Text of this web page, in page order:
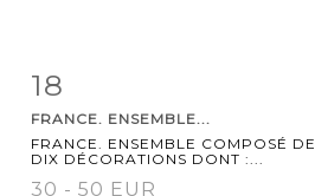
Item detail
18
FRANCE. ENSEMBLE...
FRANCE. ENSEMBLE COMPOSÉ DE
DIX DÉCORATIONS DONT :...
30 - 50 EUR